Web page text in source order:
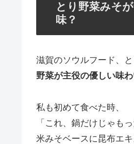
とり野菜みそ
味？
滋賀のソウルフード、と
野菜が主役の優しい味
私も初めて食べた時、
「これ、鍋だけじゃも
米みそベースに昆布エキ